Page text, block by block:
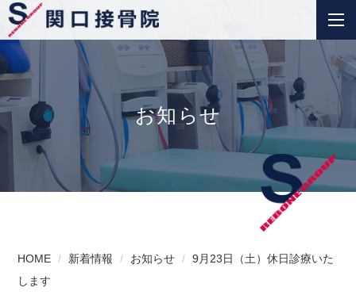
お知らせ
HOME 新着情報 お知らせ
9月23日（土）休日診療いた
します